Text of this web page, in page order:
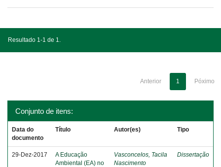
Resultado 1-1 de 1.
Anterior 1 Póximo
Conjunto de itens:
Data do
documento
Título Autor(es) Tipo
29-Dez-2017
A Educação
Ambiental (EA) no
Vasconcelos, Tacila
Nascimento
Dissertação